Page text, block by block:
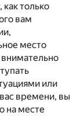
только
вам
место
или
времени, вы
на месте